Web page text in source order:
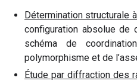
Détermination structurale
configuration absolue de
schéma de
polymorphisme et de
Étude par diffraction des